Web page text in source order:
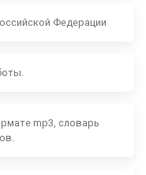
Федерации
mp3, словарь